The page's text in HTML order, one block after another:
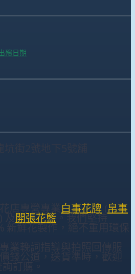
殯日期
花店專營專業白事花牌 ( 帛事
) 及 開張花籃 。我們堅持
新鮮花製作，絕不重用環保
業輓詞指導與拍照回傳服
錢公道，送貨準時，歡迎
訂購。